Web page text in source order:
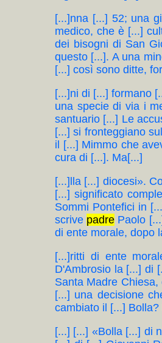
[...]nna [...] 52; una
medico, che è [...]
dei bisogni di San
questo [...]. A una
[...] così sono ditte,
[...]ni di [...] formano
una specie di via i
santuario [...] Le
[...] si fronteggiano
il [...] Mimmo che
cura di [...]. Ma[...]
[...]lla [...] diocesi».
[...] significato
Sommi Pontefici in
scrive padre Paolo
di ente morale, dopo
[...]ritti di ente
D'Ambrosio la [...] di
Santa Madre
[...] una decisione
cambiato il [...]
[...] [...] «Bolla [...] di